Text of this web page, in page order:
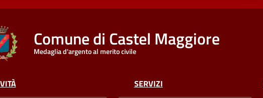
Comune di Castel Maggiore
Medaglia d'argento al merito civile
SERVIZI